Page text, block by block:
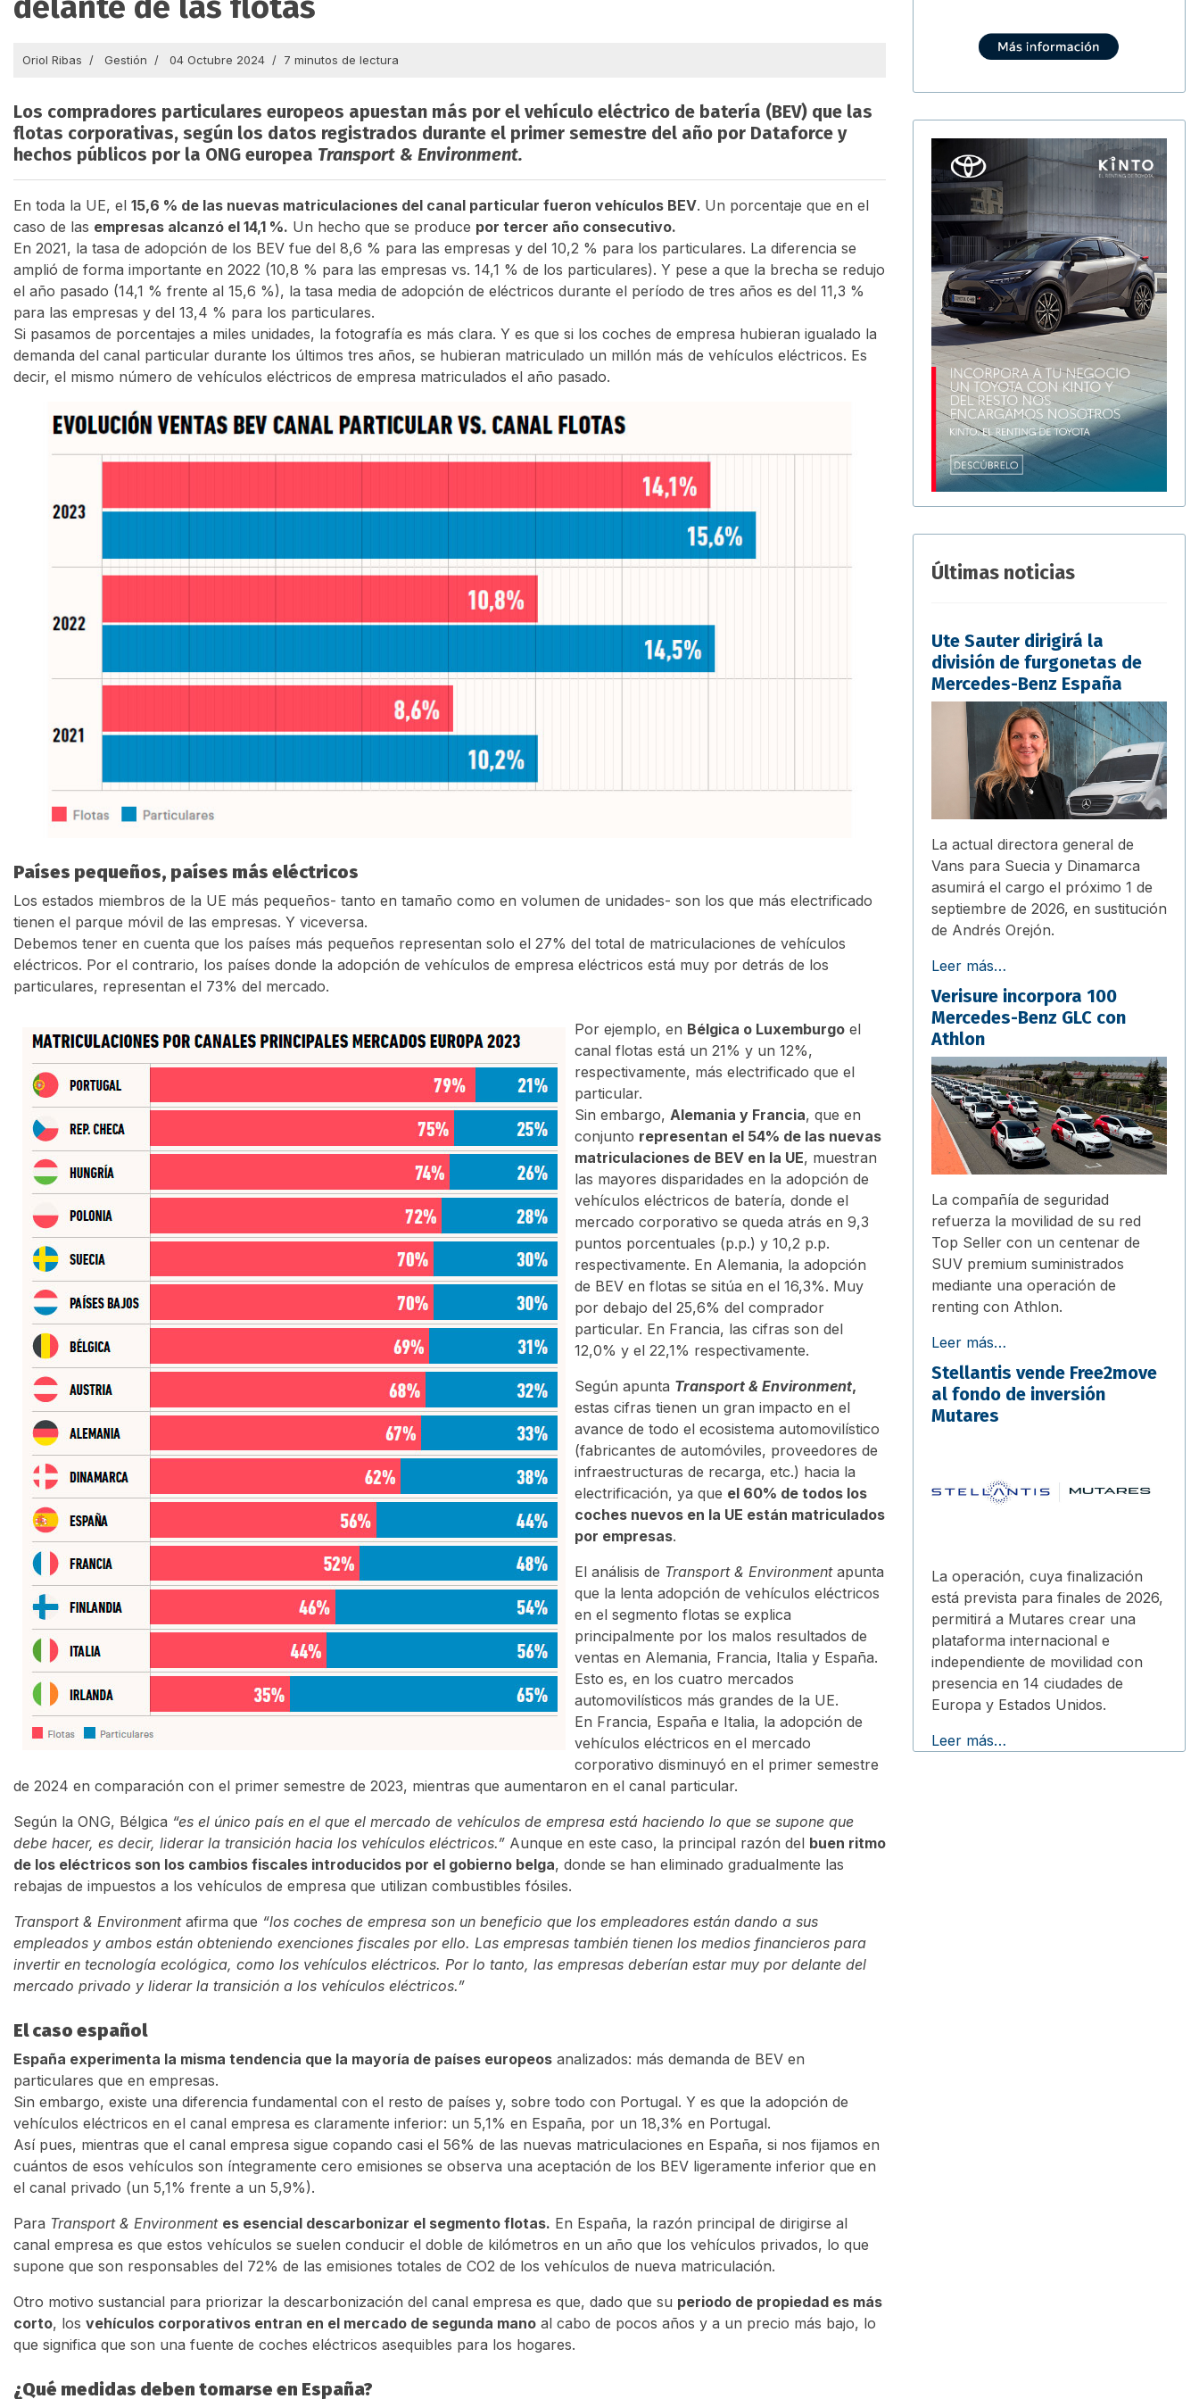
Oriol Ribas Gestión 04 Octubre 2024 7 minutos de lectura
Los compradores particulares europeos apuestan más por el vehículo eléctrico de batería (BEV) que las
flotas corporativas, según los datos registrados durante el primer semestre del año por Dataforce y
hechos públicos por la ONG europea Transport & Environment.
En toda la UE, el 15,6 % de las nuevas matriculaciones del canal particular fueron vehículos BEV. Un porcentaje que en el
caso de las empresas alcanzó el 14,1 %. Un hecho que se produce por tercer año consecutivo.
En 2021, la tasa de adopción de los BEV fue del 8,6 % para las empresas y del 10,2 % para los particulares. La diferencia se
amplió de forma importante en 2022 (10,8 % para las empresas vs. 14,1 % de los particulares). Y pese a que la brecha se redujo
el año pasado (14,1 % frente al 15,6 %), la tasa media de adopción de eléctricos durante el período de tres años es del 11,3 %
para las empresas y del 13,4 % para los particulares.
Si pasamos de porcentajes a miles unidades, la fotografía es más clara. Y es que si los coches de empresa hubieran igualado la
demanda del canal particular durante los últimos tres años, se hubieran matriculado un millón más de vehículos eléctricos. Es
decir, el mismo número de vehículos eléctricos de empresa matriculados el año pasado.
Países pequeños, países más eléctricos
Los estados miembros de la UE más pequeños- tanto en tamaño como en volumen de unidades- son los que más electrificado
tienen el parque móvil de las empresas. Y viceversa.
Debemos tener en cuenta que los países más pequeños representan solo el 27% del total de matriculaciones de vehículos
eléctricos. Por el contrario, los países donde la adopción de vehículos de empresa eléctricos está muy por detrás de los
particulares, representan el 73% del mercado.
Por ejemplo, en Bélgica o Luxemburgo el
canal flotas está un 21% y un 12%,
respectivamente, más electrificado que el
particular.
Sin embargo, Alemania y Francia, que en
conjunto representan el 54% de las nuevas
matriculaciones de BEV en la UE, muestran
las mayores disparidades en la adopción de
vehículos eléctricos de batería, donde el
mercado corporativo se queda atrás en 9,3
puntos porcentuales (p.p.) y 10,2 p.p.
respectivamente. En Alemania, la adopción
de BEV en flotas se sitúa en el 16,3%. Muy
por debajo del 25,6% del comprador
particular. En Francia, las cifras son del
12,0% y el 22,1% respectivamente.
Según apunta Transport & Environment,
estas cifras tienen un gran impacto en el
avance de todo el ecosistema automovilístico
(fabricantes de automóviles, proveedores de
infraestructuras de recarga, etc.) hacia la
electrificación, ya que el 60% de todos los
coches nuevos en la UE están matriculados
por empresas.
El análisis de Transport & Environmentapunta
que la lenta adopción de vehículos eléctricos
en el segmento flotas se explica
principalmente por los malos resultados de
ventas en Alemania, Francia, Italia y España.
Esto es, en los cuatro mercados
automovilísticos más grandes de la UE.
En Francia, España e Italia, la adopción de
vehículos eléctricos en el mercado
corporativo disminuyó en el primer semestre
de 2024 en comparación con el primer semestre de 2023, mientras que aumentaron en el canal particular.
Según la ONG, Bélgica “es el único país en el que el mercado de vehículos de empresa está haciendo lo que se supone que
debe hacer, es decir, liderar la transición hacia los vehículos eléctricos.” Aunque en este caso, la principal razón del buen ritmo
de los eléctricos son los cambios fiscales introducidos por el gobierno belga, donde se han eliminado gradualmente las
rebajas de impuestos a los vehículos de empresa que utilizan combustibles fósiles.
Transport & Environmentafirma que “los coches de empresa son un beneficio que los empleadores están dando a sus
empleados y ambos están obteniendo exenciones fiscales por ello. Las empresas también tienen los medios financieros para
invertir en tecnología ecológica, como los vehículos eléctricos. Por lo tanto, las empresas deberían estar muy por delante del
mercado privado y liderar la transición a los vehículos eléctricos.”
El caso español
España experimenta la misma tendencia que la mayoría de países europeos analizados: más demanda de BEV en
particulares que en empresas.
Sin embargo, existe una diferencia fundamental con el resto de países y, sobre todo con Portugal. Y es que la adopción de
vehículos eléctricos en el canal empresa es claramente inferior: un 5,1% en España, por un 18,3% en Portugal.
Así pues, mientras que el canal empresa sigue copando casi el 56% de las nuevas matriculaciones en España, si nos fijamos en
cuántos de esos vehículos son íntegramente cero emisiones se observa una aceptación de los BEV ligeramente inferior que en
el canal privado (un 5,1% frente a un 5,9%).
Para Transport & Environment es esencial descarbonizar el segmento flotas. En España, la razón principal de dirigirse al
canal empresa es que estos vehículos se suelen conducir el doble de kilómetros en un año que los vehículos privados, lo que
supone que son responsables del 72% de las emisiones totales de CO2 de los vehículos de nueva matriculación.
Otro motivo sustancial para priorizar la descarbonización del canal empresa es que, dado que su periodo de propiedad es más
corto, los vehículos corporativos entran en el mercado de segunda mano al cabo de pocos años y a un precio más bajo, lo
que significa que son una fuente de coches eléctricos asequibles para los hogares.
¿Qué medidas deben tomarse en España?
Últimas noticias
Ute Sauter dirigirá la
división de furgonetas de
Mercedes-Benz España
La actual directora general de
Vans para Suecia y Dinamarca
asumirá el cargo el próximo 1 de
septiembre de 2026, en sustitución
de Andrés Orejón.
Leer más…
Verisure incorpora 100
Mercedes-Benz GLC con
Athlon
La compañía de seguridad
refuerza la movilidad de su red
Top Seller con un centenar de
SUV premium suministrados
mediante una operación de
renting con Athlon.
Leer más…
Stellantis vende Free2move
al fondo de inversión
Mutares
La operación, cuya finalización
está prevista para finales de 2026,
permitirá a Mutares crear una
plataforma internacional e
independiente de movilidad con
presencia en 14 ciudades de
Europa y Estados Unidos.
Leer más…